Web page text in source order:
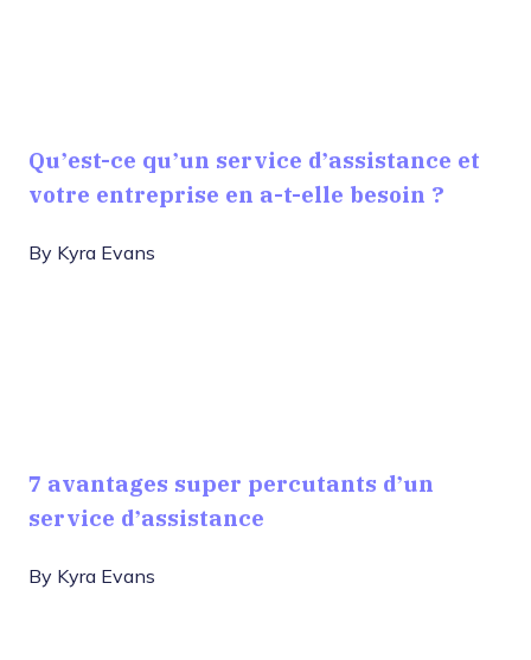
Qu’est-ce qu’un service d’assistance et
votre entreprise en a-t-elle besoin ?
By Kyra Evans
7 avantages super percutants d’un
service d’assistance
By Kyra Evans